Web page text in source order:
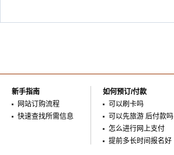
新手指南
网站订购流程
快速查找所需信息
如何预订/付款
可以刷卡吗
可以先旅游 后付款吗
怎么进行网上支付
提前多长时间报名好